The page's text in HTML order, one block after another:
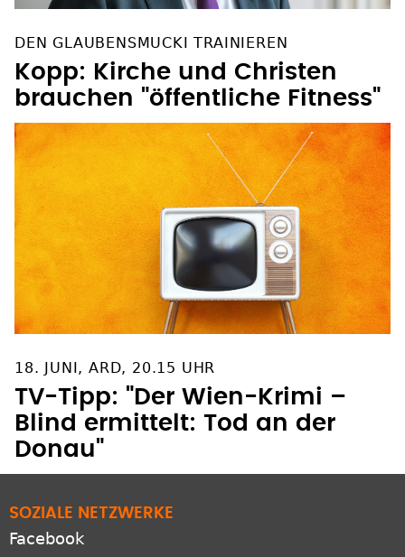
DEN GLAUBENSMUCKI TRAINIEREN
Kopp: Kirche und Christen
brauchen "öffentliche Fitness"
18. JUNI, ARD, 20.15 UHR
TV-Tipp: "Der Wien-Krimi –
Blind ermittelt: Tod an der
Donau"
SOZIALE NETZWERKE
Facebook